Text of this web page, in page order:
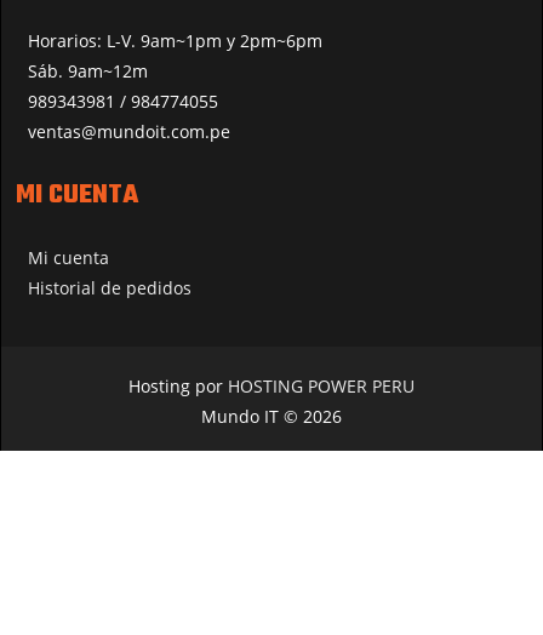
Horarios: L-V. 9am~1pm y 2pm~6pm
Sáb. 9am~12m
989343981 / 984774055
ventas@mundoit.com.pe
MI CUENTA
Mi cuenta
Historial de pedidos
Hosting por HOSTING POWER PERU
Mundo IT © 2026